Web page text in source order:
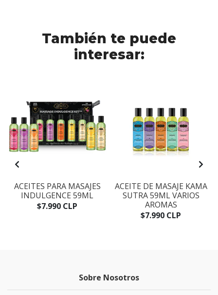
También te puede
interesar:
ACEITES PARA MASAJES
INDULGENCE 59ML
$7.990 CLP
ACEITE DE MASAJE KAMA
SUTRA 59ML VARIOS
AROMAS
$7.990 CLP
Sobre Nosotros